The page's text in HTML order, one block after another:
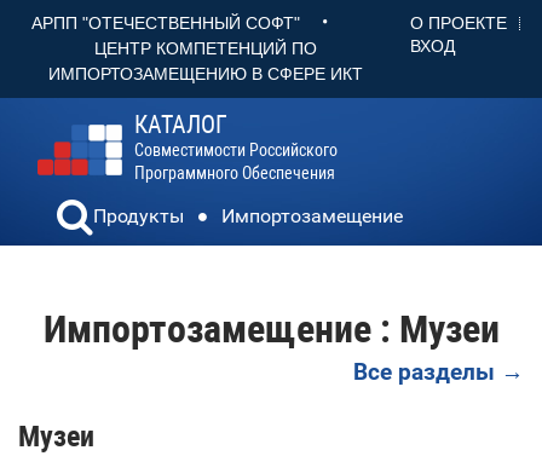
АРПП "ОТЕЧЕСТВЕННЫЙ СОФТ" •
ЦЕНТР КОМПЕТЕНЦИЙ ПО
ИМПОРТОЗАМЕЩЕНИЮ В СФЕРЕ ИКТ
О ПРОЕКТЕ
ВХОД
КАТАЛОГ
Совместимости Российского
Программного Обеспечения
Продукты Импортозамещение
Импортозамещение : Музеи
Все разделы →
Музеи